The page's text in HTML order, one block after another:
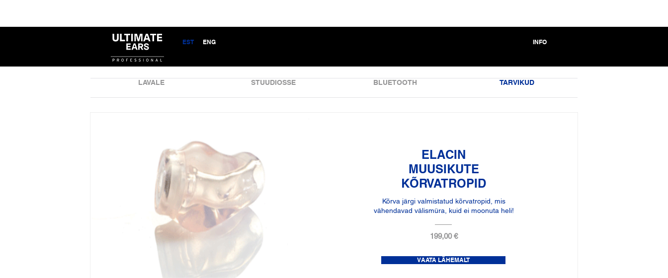
EST ENG INFO
TARVIKUD
BLUETOOTH
STUUDIOSSE
LAVALE
ELACIN
MUUSIKUTE
KÕRVATROPID
Kõrva järgi valmistatud kõrvatropid, mis
vähendavad välismüra, kuid ei moonuta heli!
199,00 €
VAATA LÄHEMALT